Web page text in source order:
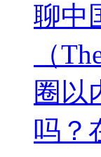
聊中
（
圈以
吗？